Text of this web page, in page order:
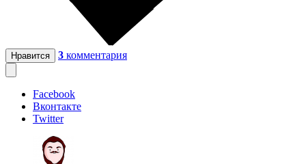
Нравится 3 комментария
Facebook
Вконтакте
Twitter